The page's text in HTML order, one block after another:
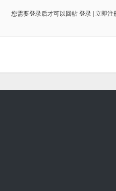
您需要登录后才可以回帖 登录| 立即注